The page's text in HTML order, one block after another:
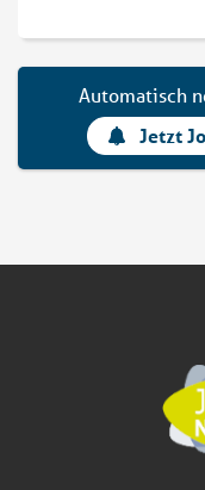
Automatisch
Jetzt